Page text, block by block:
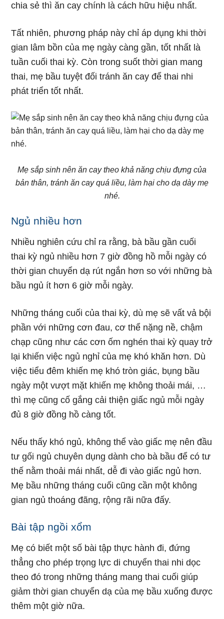
chia sẻ thì ăn cay chính là cách hữu hiệu nhất.
Tất nhiên, phương pháp này chỉ áp dụng khi thời
gian lâm bồn của mẹ ngày càng gần, tốt nhất là
tuần cuối thai kỳ. Còn trong suốt thời gian mang
thai, mẹ bầu tuyệt đối tránh ăn cay để thai nhi
phát triển tốt nhất.
Mẹ sắp sinh nên ăn cay theo khả năng chịu đựng của
bản thân, tránh ăn cay quá liều, làm hại cho dạ dày mẹ
nhé.
Ngủ nhiều hơn
Nhiều nghiên cứu chỉ ra rằng, bà bầu gần cuối
thai kỳ ngủ nhiều hơn 7 giờ đồng hồ mỗi ngày có
thời gian chuyển dạ rút ngắn hơn so với những bà
bầu ngủ ít hơn 6 giờ mỗi ngày.
Những tháng cuối của thai kỳ, dù mẹ sẽ vất vả bội
phần với những cơn đau, cơ thể nặng nề, chậm
chạp cũng như các cơn ốm nghén thai kỳ quay trở
lại khiến việc ngủ nghỉ của mẹ khó khăn hơn. Dù
việc tiểu đêm khiến mẹ khó tròn giác, bụng bầu
ngày một vượt mặt khiến mẹ không thoải mái, …
thì mẹ cũng cố gắng cải thiện giấc ngủ mỗi ngày
đủ 8 giờ đồng hồ càng tốt.
Nếu thấy khó ngủ, không thể vào giấc mẹ nên đầu
tư gối ngủ chuyên dụng dành cho bà bầu để có tư
thế nằm thoải mái nhất, dễ đi vào giấc ngủ hơn.
Mẹ bầu những tháng cuối cũng cần một không
gian ngủ thoáng đãng, rộng rãi nữa đấy.
Bài tập ngồi xổm
Mẹ có biết một số bài tập thực hành đi, đứng
thẳng cho phép trọng lực di chuyển thai nhi dọc
theo đó trong những tháng mang thai cuối giúp
giảm thời gian chuyển dạ của mẹ bầu xuống được
thêm một giờ nữa.